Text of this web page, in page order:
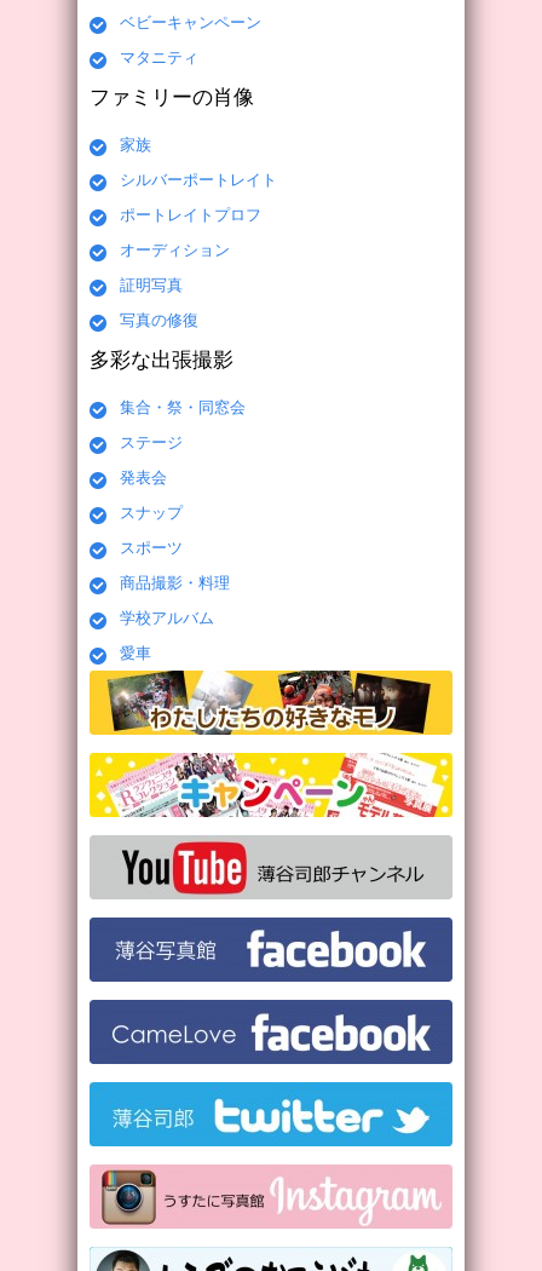
ベビーキャンペーン
マタニティ
ファミリーの肖像
家族
シルバーポートレイト
ポートレイトプロフ
オーディション
証明写真
写真の修復
多彩な出張撮影
集合・祭・同窓会
ステージ
発表会
スナップ
スポーツ
商品撮影・料理
学校アルバム
愛車